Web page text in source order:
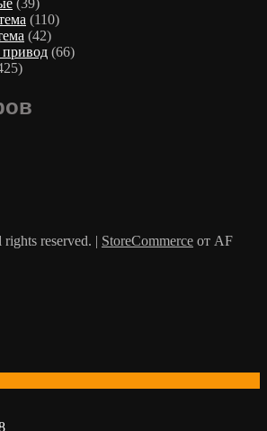
(110)
(42)
привод (66)
reserved. | StoreCommerce от AF